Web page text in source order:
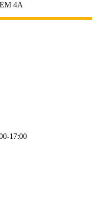
4A
17:00